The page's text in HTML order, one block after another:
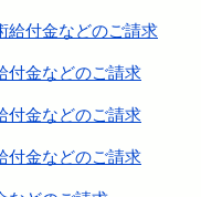
給付金などのご請求
付金などのご請求
付金などのご請求
付金などのご請求